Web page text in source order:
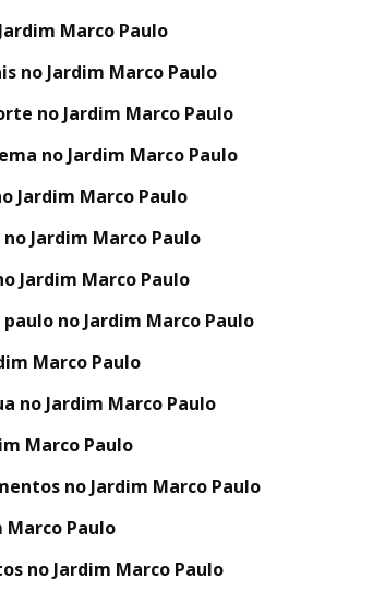
Marco Paulo
no Jardim Marco Paulo
no Jardim Marco Paulo
no Jardim Marco Paulo
Jardim Marco Paulo
Jardim Marco Paulo
Jardim Marco Paulo
no Jardim Marco Paulo
Marco Paulo
no Jardim Marco Paulo
Marco Paulo
no Jardim Marco Paulo
Marco Paulo
no Jardim Marco Paulo